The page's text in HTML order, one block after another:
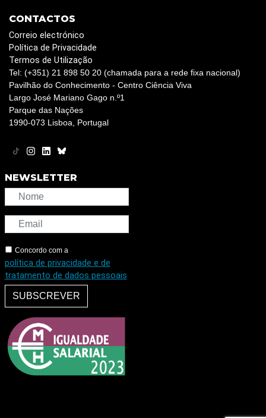
CONTACTOS
Correio electrónico
Política de Privacidade
Termos de Utilização
Tel: (+351) 21 898 50 20 (chamada para a rede fixa nacional)
Pavilhão do Conhecimento - Centro Ciência Viva
Largo José Mariano Gago n.º1
Parque das Nações
1990-073 Lisboa, Portugal
NEWSLETTER
Concordo com a
política de privacidade e de
tratamento de dados pessoais
SUBSCREVER